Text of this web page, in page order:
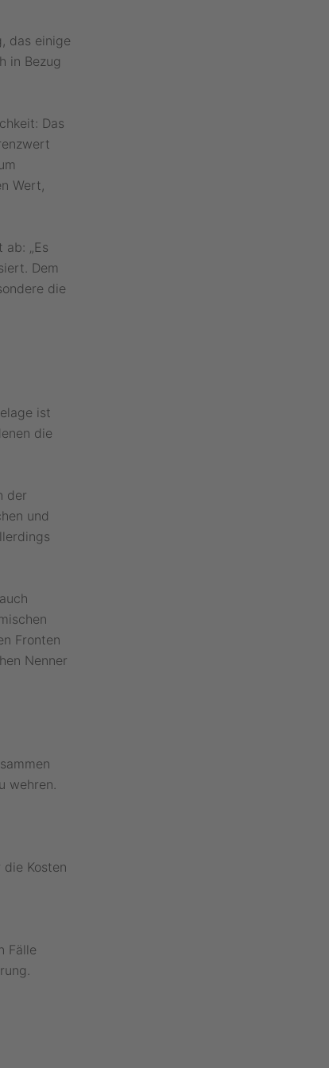
das einige
in Bezug
Das
Wert,
„Es
Dem
die
ist
die
der
und
Fronten
Nenner
wehren.
Kosten
Fälle